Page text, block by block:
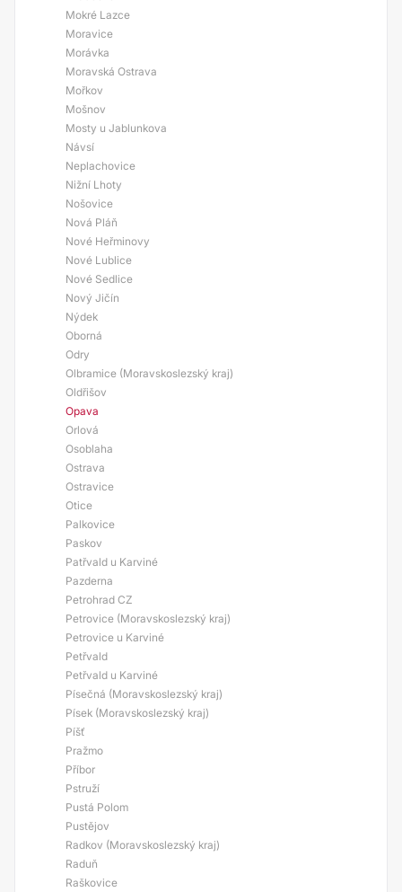
Mokré Lazce
Moravice
Morávka
Moravská Ostrava
Mořkov
Mošnov
Mosty u Jablunkova
Návsí
Neplachovice
Nižní Lhoty
Nošovice
Nová Pláň
Nové Heřminovy
Nové Lublice
Nové Sedlice
Nový Jičín
Nýdek
Oborná
Odry
Olbramice (Moravskoslezský kraj)
Oldřišov
Opava
Orlová
Osoblaha
Ostrava
Ostravice
Otice
Palkovice
Paskov
Patřvald u Karviné
Pazderna
Petrohrad CZ
Petrovice (Moravskoslezský kraj)
Petrovice u Karviné
Petřvald
Petřvald u Karviné
Písečná (Moravskoslezský kraj)
Písek (Moravskoslezský kraj)
Píšť
Pražmo
Příbor
Pstruží
Pustá Polom
Pustějov
Radkov (Moravskoslezský kraj)
Raduň
Raškovice